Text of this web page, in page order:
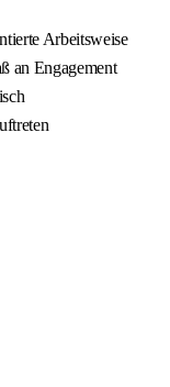
Arbeitsweise
an Engagement